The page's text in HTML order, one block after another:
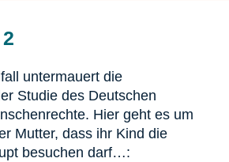
untermauert die
Studie des Deutschen
Hier geht es um
Mutter, dass ihr Kind die
besuchen darf…: